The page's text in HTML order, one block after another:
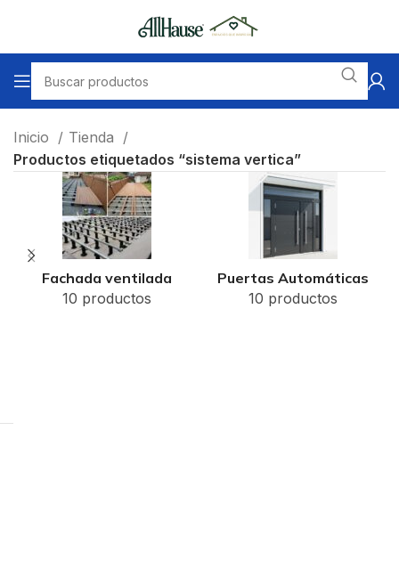
Inicio
Tienda
Productos etiquetados “sistema vertica”
Fachada ventilada
10 productos
Puertas Automáticas
10 productos